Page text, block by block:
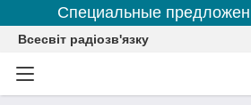
Специальные
Всесвіт радіозв'язку